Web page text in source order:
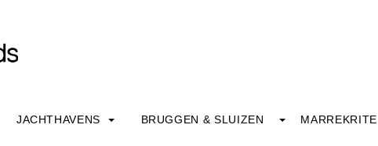
JACHTHAVENS BRUGGEN & SLUIZEN MARREKRITE